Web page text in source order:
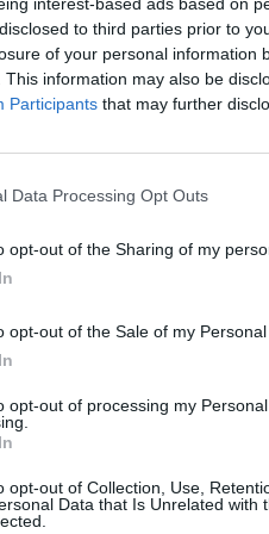
to third parties prior to
of your personal information
This information may also be
Participants that may further
Data Processing Opt Outs
opt-out of the Sharing of my
opt-out of the Sale of my Personal
opt-out of processing my
opt-out of Collection, Use,
Data that Is Unrelated with
00:40:05
labui 2020-11-08
00:38:03
labui 2020-10-17
Šauliai. Tėvynės labui
00:40:31
labui 2019-09-29